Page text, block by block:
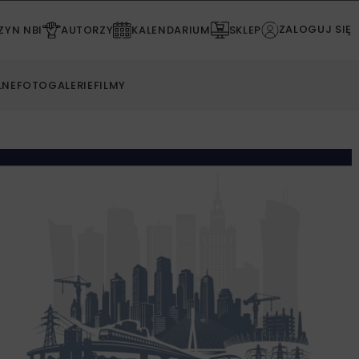
NBI AUTORZY KALENDARIUM SKLEP ZALOGUJ SIĘ
FOTOGALERIEFILMY